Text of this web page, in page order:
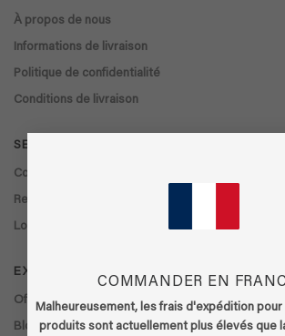
COMMANDER EN
Malheureusement, les frais d'expédition pour
produits sont actuellement plus élevés que
À propos de nous
Informations de livraison
Politique de confidentialité
Conditions de livraison
SERVICE CLIENT
Contact
Retours
Localisateur de magasins
EXTRA
Offres
Blog